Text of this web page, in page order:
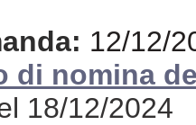
12/12/
di nomina
18/12/2024